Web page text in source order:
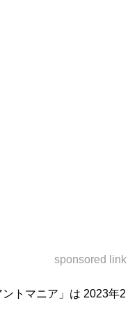
sponsored link
トマニア」は 2023年2